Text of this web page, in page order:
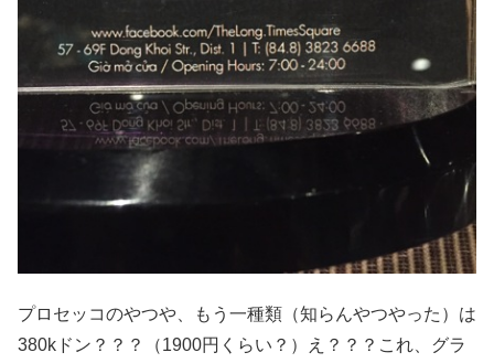
プロセッコのやつや、もう一種類（知らんやつやった）は
380kドン？？？（1900円くらい？）え？？？これ、グラ